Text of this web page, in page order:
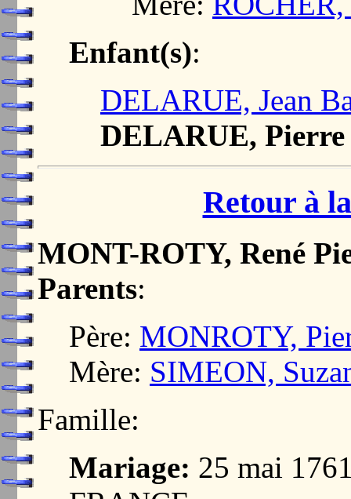
Enfant(s):
DELARUE, Jean
DELARUE, Pierre
Retour à
MONT-ROTY, René
Parents:
Père: MONROTY,
Mère: SIMEON,
Famille:
Mariage: 25 mai